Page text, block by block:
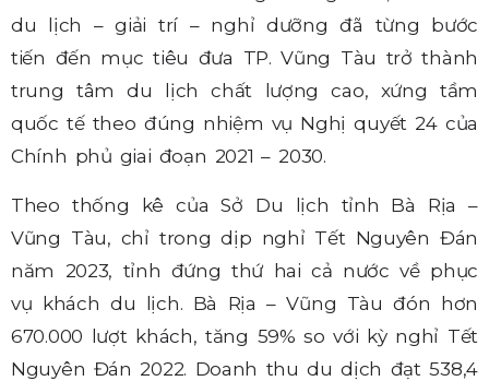
du lịch – giải trí – nghỉ dưỡng đã từng bước
tiến đến mục tiêu đưa TP. Vũng Tàu trở thành
trung tâm du lịch chất lượng cao, xứng tầm
quốc tế theo đúng nhiệm vụ Nghị quyết 24 của
Chính phủ giai đoạn 2021 – 2030.
Theo thống kê của Sở Du lịch tỉnh Bà Rịa –
Vũng Tàu, chỉ trong dịp nghỉ Tết Nguyên Đán
năm 2023, tỉnh đứng thứ hai cả nước về phục
vụ khách du lịch. Bà Rịa – Vũng Tàu đón hơn
670.000 lượt khách, tăng 59% so với kỳ nghỉ Tết
Nguyên Đán 2022. Doanh thu du dịch đạt 538,4